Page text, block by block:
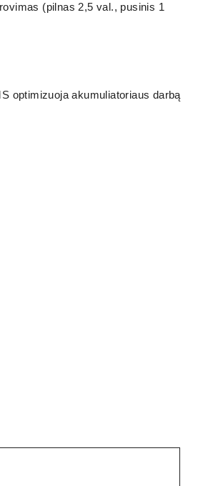
(pilnas 2,5 val., pusinis 1
optimizuoja akumuliatoriaus darbą